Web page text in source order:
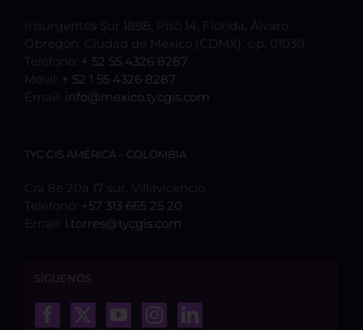
Insurgentes Sur 1898, Piso 14, Florida, Álvaro
Obregón, Ciudad de México (CDMX), c.p. 01030
Teléfono: + 52 55 4326 8287
Móvil: + 52 1 55 4326 8287
Email: info@mexico.tycgis.com
TYC GIS AMÉRICA – COLOMBIA
Cra 8e 20a 17 sur, Villavicencio
Teléfono: +57 313 665 25 20
Email: l.torres@tycgis.com
SÍGUENOS